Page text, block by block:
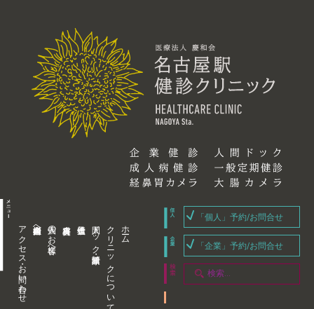
アクセス・お問い合わせ 企業内担当者様へ 個人のお客様へ 人間ドック・健康診断 クリニックについて ホーム
「個人」予約/お問合せ
「企業」予約/お問合せ